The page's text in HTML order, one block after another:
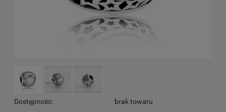
Dostępność: brak towaru